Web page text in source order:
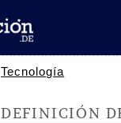
Tecnología
DEFINICIÓN